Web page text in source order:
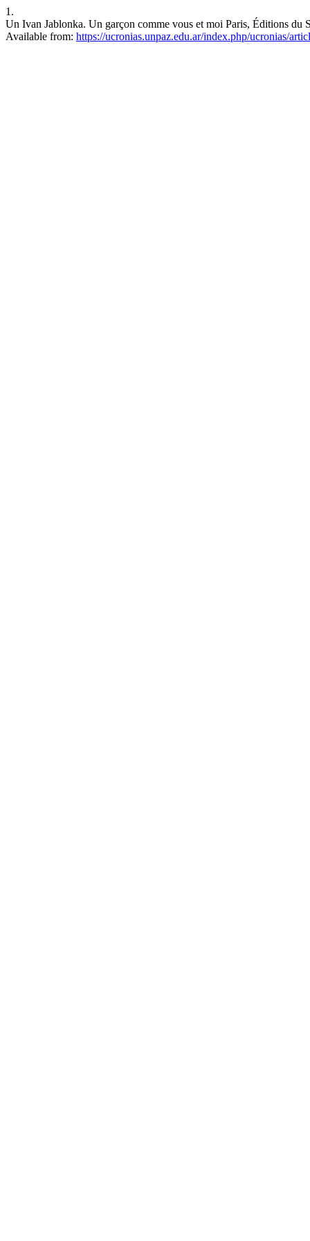
1.
Un Ivan Jablonka. Un garçon comme vous et moi Paris, Éditions
Available from: https://ucronias.unpaz.edu.ar/index.php/ucronias/